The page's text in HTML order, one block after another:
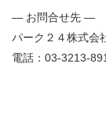
― お問合せ先 ―
パーク２４株式会
電話：03-3213-